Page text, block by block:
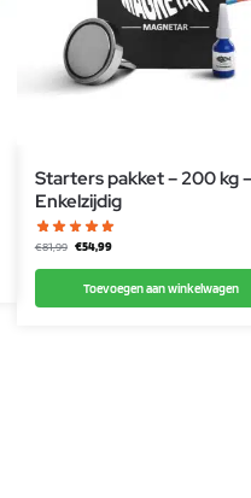
Starters pakket – 200 kg –
Enkelzijdig
€81,99 €54,99
Toevoegen aan winkelwagen